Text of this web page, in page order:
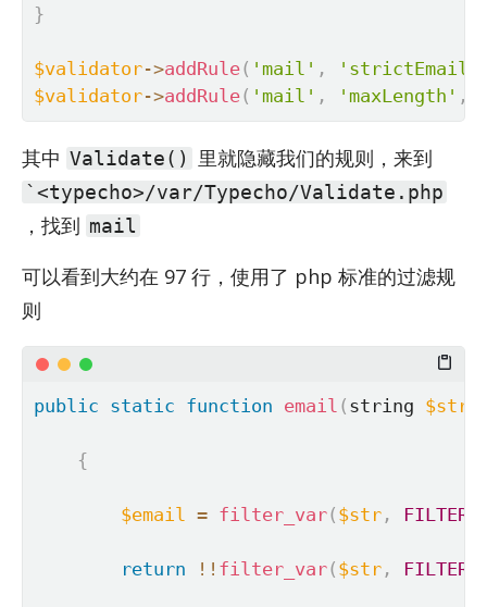
}
$validator->addRule( 'mail' , 'strictEmail'
$validator->addRule( 'mail' , 'maxLength' ,
其中 Validate() 里就隐藏我们的规则，来到
`<typecho>/var/Typecho/Validate.php
，找到 mail
可以看到大约在 97 行，使用了 php 标准的过滤规
则
public static function email ( string $str
{
$email = filter_var( $str ,
return ! ! filter_var( $str ,